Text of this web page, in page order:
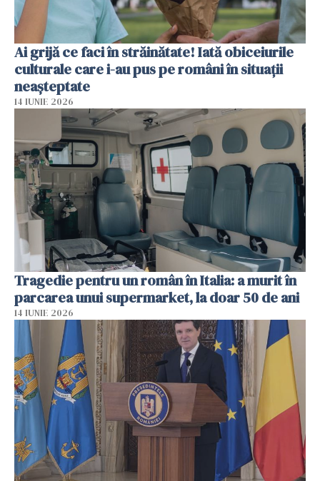
Ai grijă ce faci în străinătate! Iată obiceiurile
culturale care i-au pus pe români în situații
neașteptate
14 IUNIE 2026
Tragedie pentru un român în Italia: a murit în
parcarea unui supermarket, la doar 50 de ani
14 IUNIE 2026